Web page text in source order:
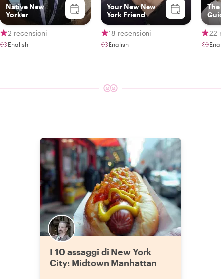
Native New
Yorker
2 recensioni
English
Your New New
York Friend
18 recensioni
English
22
I 10 assaggi di New York
City: Midtown Manhattan